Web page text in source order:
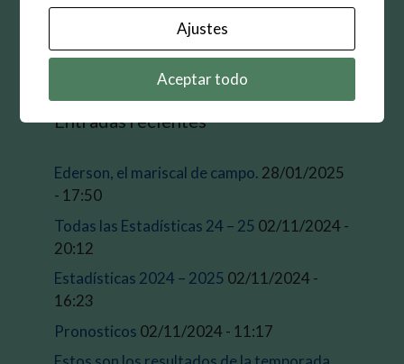
Entradas recientes
Ederson, el mariscal de campo. 28/01/2025
- 17:50
Todas las Estadísticas 24 – 25 02/11/2024 -
20:12
Estadísticas 2024 – 2025 02/11/2024 -
16:23
Pronosticos 02/11/2024 - 11:17
Ajustes
Aceptar todo